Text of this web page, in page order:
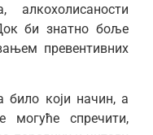
алкохолисаности
би знатно боље
превентивних
било који начин, а
могуће спречити,